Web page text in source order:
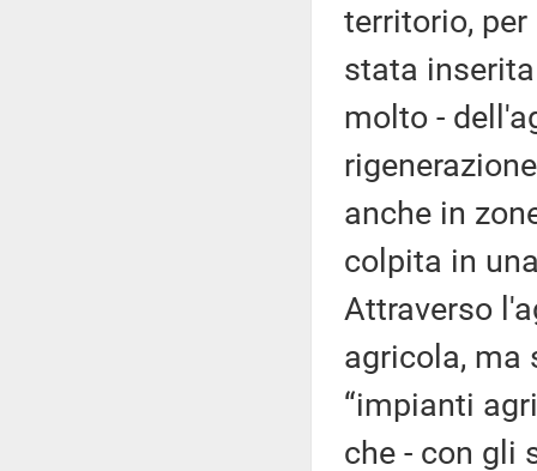
territorio,
stata
molto -
anche in
colpita in
Attraverso
agricola, ma
“impianti
che - con gli